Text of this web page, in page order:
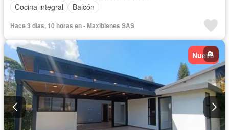
Cocina integral
Balcón
Hace 3 días, 10 horas en - Maxibienes SAS
Nuevo